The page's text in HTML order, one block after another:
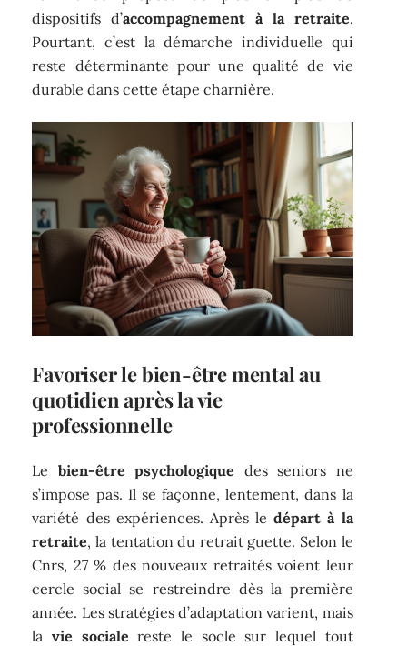
dispositifs d’accompagnement à la retraite.
Pourtant, c’est la démarche individuelle qui
reste déterminante pour une qualité de vie
durable dans cette étape charnière.
Favoriser le bien-être mental au
quotidien après la vie
professionnelle
Le bien-être psychologique des seniors ne
s’impose pas. Il se façonne, lentement, dans la
variété des expériences. Après ledépart à la
retraite, la tentation du retrait guette. Selon le
Cnrs, 27 % des nouveaux retraités voient leur
cercle social se restreindre dès la première
année. Les stratégies d’adaptation varient, mais
lavie sociale reste le socle sur lequel tout